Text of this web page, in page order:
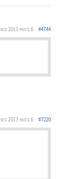
6 במאי 2013 בשעה 5:53 #4744
6 במאי 2013 בשעה 18:41 #7220